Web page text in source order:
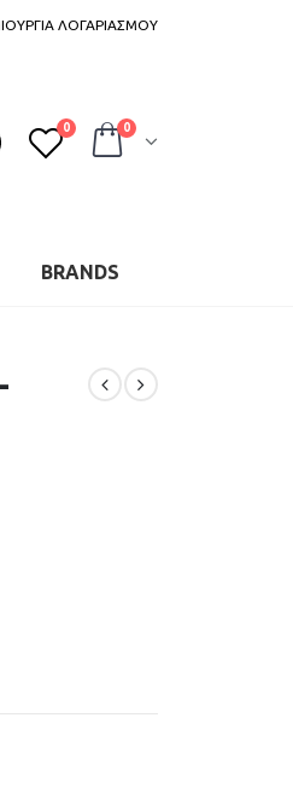
ΛΟΓΑΡΙΑΣΜΟΥ
0 0
BRANDS